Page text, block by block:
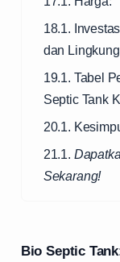
18.1.
dan
19.1. Tabel
Septic Tank
20.1.
21.1.
Sekarang!
Bio Septic